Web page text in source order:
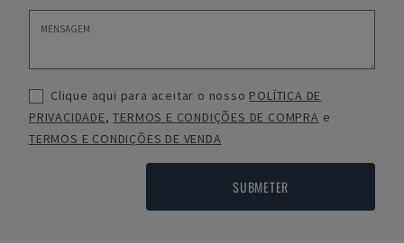
Clique aqui para aceitar o nosso POLÍTICA DE
PRIVACIDADE,TERMOS E CONDIÇÕES DE COMPRA e
TERMOS E CONDIÇÕES DE VENDA
SUBMETER